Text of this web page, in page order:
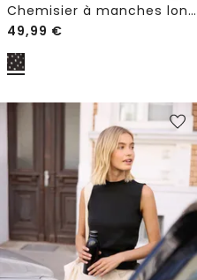
Chemisier à manches longues avec nœud décoratif
49,99 €